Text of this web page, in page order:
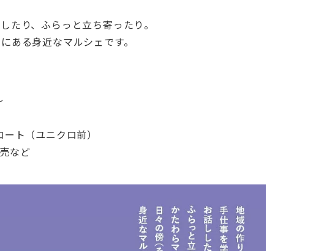
たり、ふらっと立ち寄ったり。
ある身近なマルシェです。
ト（ユニクロ前）
など